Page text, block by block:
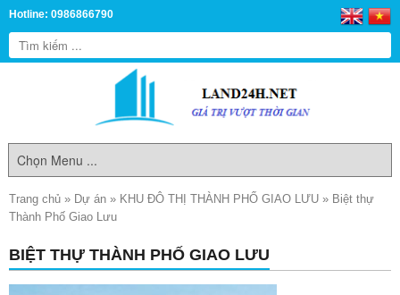
Hotline: 0986866790
Trang chủ » Dự án » KHU ĐÔ THỊ THÀNH PHỐ GIAO LƯU » Biệt thự
Thành Phố Giao Lưu
BIỆT THỰ THÀNH PHỐ GIAO LƯU